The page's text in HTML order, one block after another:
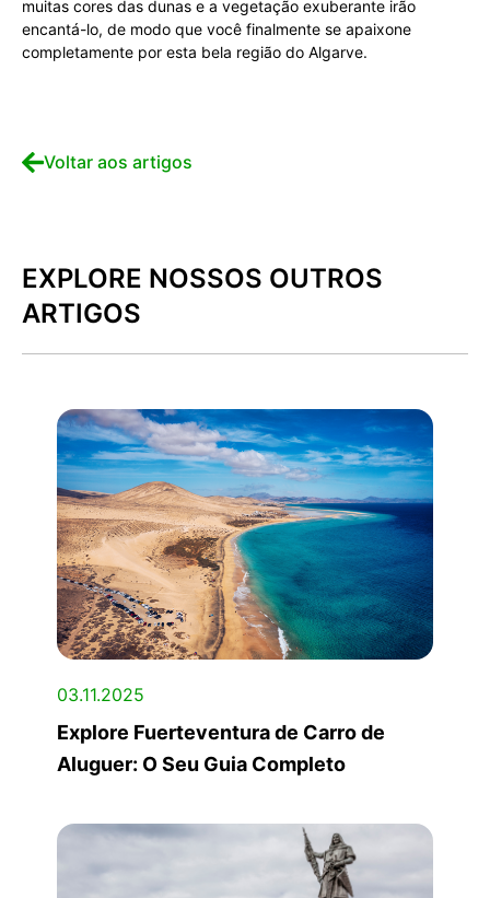
muitas cores das dunas e a vegetação exuberante irão
encantá-lo, de modo que você finalmente se apaixone
completamente por esta bela região do Algarve.
Voltar aos artigos
EXPLORE NOSSOS OUTROS
ARTIGOS
03.11.2025
Explore Fuerteventura de Carro de
Aluguer: O Seu Guia Completo